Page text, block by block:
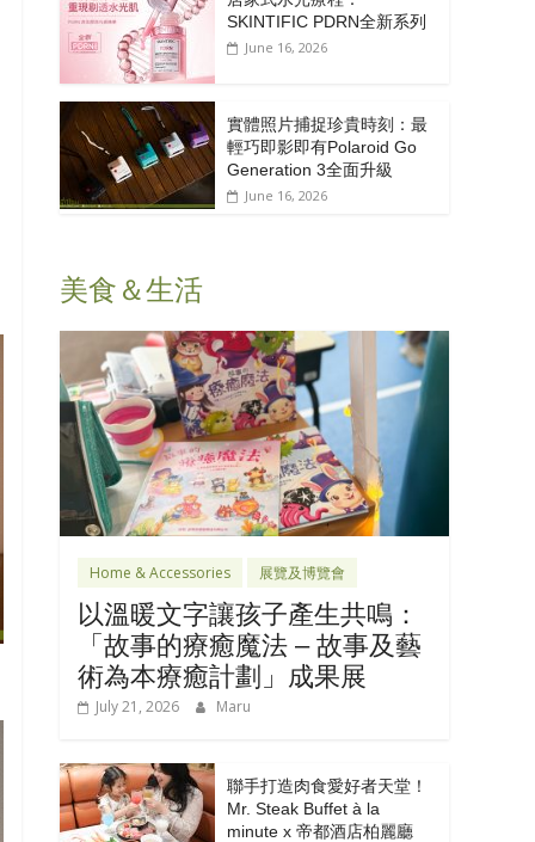
SKINTIFIC PDRN全新系列
June 16, 2026
實體照片捕捉珍貴時刻：最
輕巧即影即有Polaroid Go
Generation 3全面升級
June 16, 2026
美食＆生活
Home & Accessories 展覽及博覽會
以溫暖文字讓孩子產生共鳴：
「故事的療癒魔法 – 故事及藝
術為本療癒計劃」成果展
July 21, 2026 Maru
聯手打造肉食愛好者天堂！
Mr. Steak Buffet à la
minute x 帝都酒店柏麗廳